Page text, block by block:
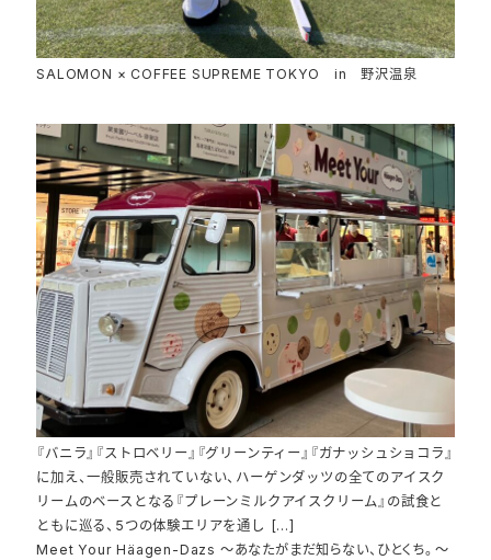
SALOMON × COFFEE SUPREME TOKYO in 野沢温泉
Meet Your Häagen-Dazs ～あなたがまだ知らない、ひとくち。～
『バニラ』『ストロベリー』『グリーンティー』『ガナッシュショコラ』
に加え、一般販売されていない、ハーゲンダッツの全てのアイスク
リームのベースとなる『プレーンミルクアイスクリーム』の試食と
ともに巡る、5つの体験エリアを通し […]